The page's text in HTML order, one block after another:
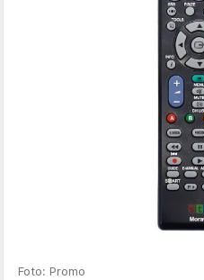
Foto: Promo